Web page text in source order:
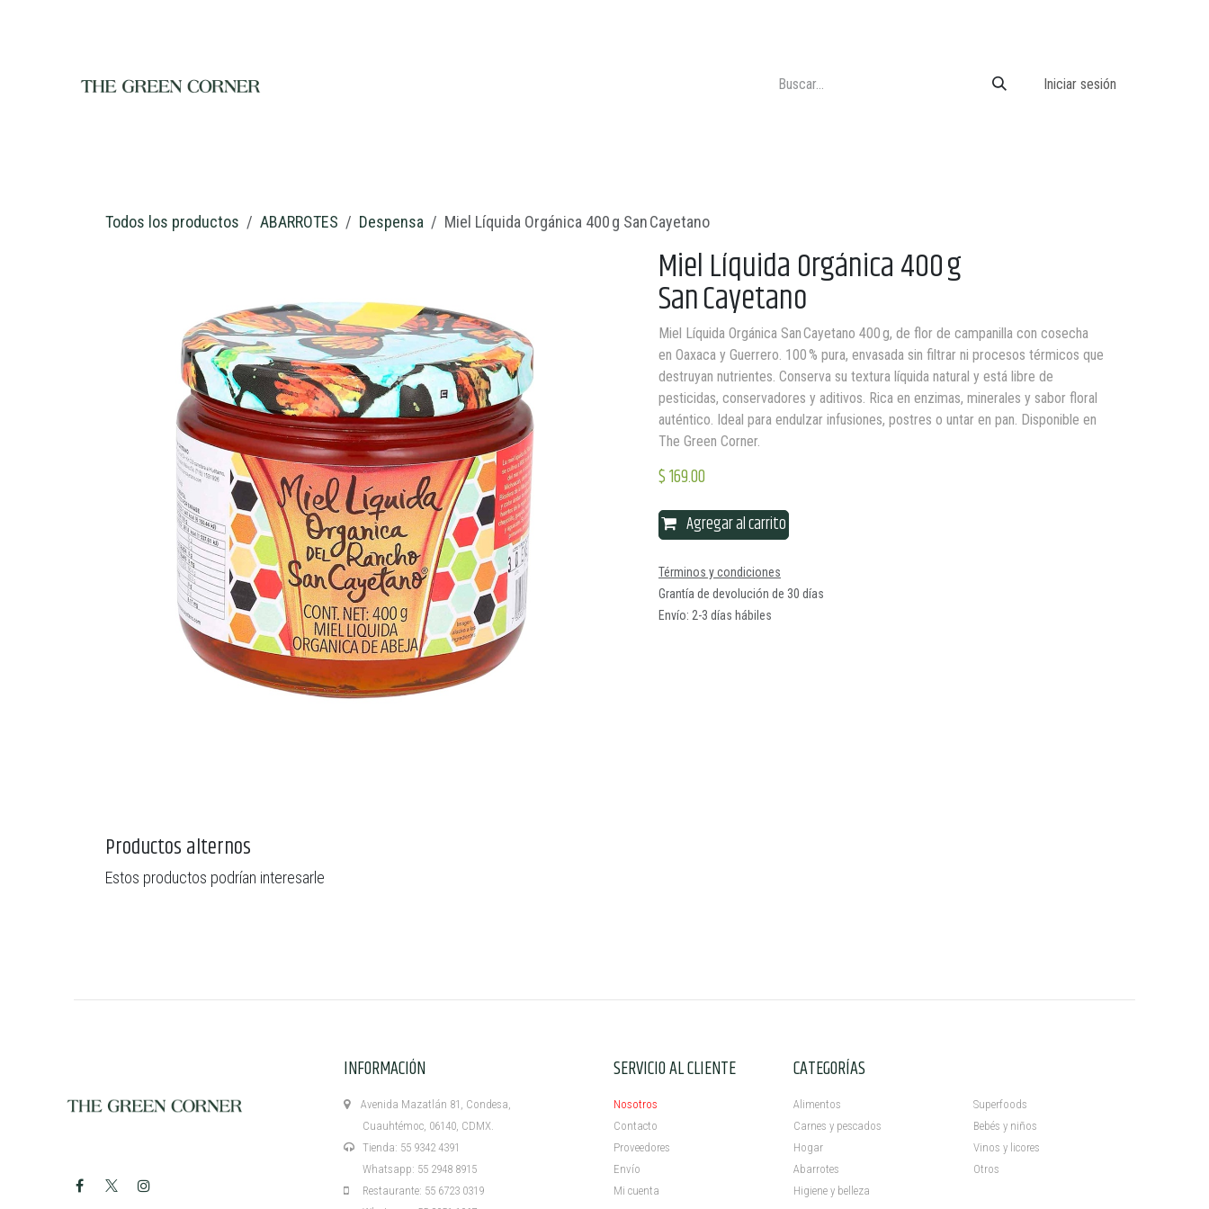
Iniciar sesión
Todos los productos ABARROTES Despensa Miel Líquida Orgánica 400 g San Cayetano
Miel Líquida Orgánica 400 g
San Cayetano
Miel Líquida Orgánica San Cayetano 400 g, de flor de campanilla con cosecha
en Oaxaca y Guerrero. 100 % pura, envasada sin filtrar ni procesos térmicos que
destruyan nutrientes. Conserva su textura líquida natural y está libre de
pesticidas, conservadores y aditivos. Rica en enzimas, minerales y sabor floral
auténtico. Ideal para endulzar infusiones, postres o untar en pan. Disponible en
The Green Corner.
$169.00
Agregar al carrito
Términos y condiciones
Grantía de devolución de 30 días
Envío: 2-3 días hábiles
Productos alternos
Estos productos podrían interesarle
INFORMACIÓN
Avenida Mazatlán 81, Condesa,
Cuauhtémoc, 06140, CDMX.
Tienda: 55 9342 4391
Whatsapp: 55 2948 8915
Restaurante: 55 6723 0319
SERVICIO AL CLIENTE
Nosotros
Contacto
Proveedores
Envío
Mi cuenta ​
CATEGORÍAS
Alimentos
Carnes y pescados
Hogar
Abarrotes
Higiene y belleza
Superfoods
Bebés y niños
Vinos y licores
Otros